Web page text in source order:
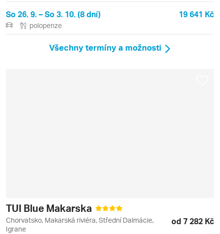
So 26. 9. – So 3. 10. (8 dní) 19 641 Kč
polopenze
Všechny termíny a možnosti
TUI Blue Makarska
Chorvatsko, Makarská riviéra, Střední Dalmácie,
Igrane
od 7 282 Kč